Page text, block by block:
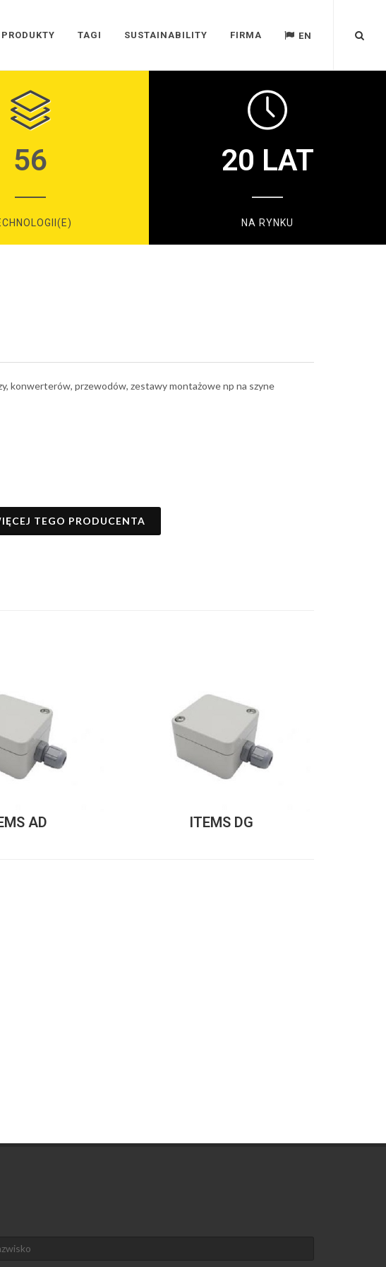
PRODUKTY TAGI SUSTAINABILITY FIRMA EN
56 20 LAT
NA RYNKU
konwerterów, przewodów, zestawy montażowe np na szyne
TEGO PRODUCENTA
AD ITEMS DG